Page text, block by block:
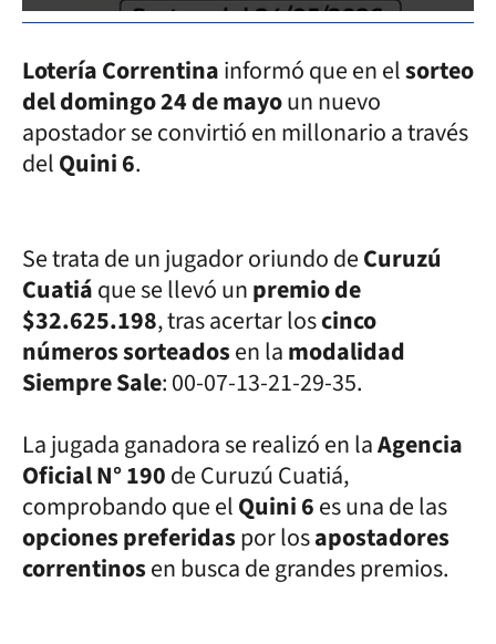
Lotería Correntinainformó que en elsorteo
del domingo 24 de mayoun nuevo
apostador se convirtió en millonario a través
delQuini 6.
Se trata de un jugador oriundo deCuruzú
Cuatiáque se llevó unpremio de
$32.625.198, tras acertar loscinco
números sorteadosen lamodalidad
Siempre Sale: 00-07-13-21-29-35.
La jugada ganadora se realizó en laAgencia
Oficial N° 190de Curuzú Cuatiá,
comprobando que elQuini 6es una de las
opciones preferidaspor losapostadores
correntinosen busca de grandes premios.